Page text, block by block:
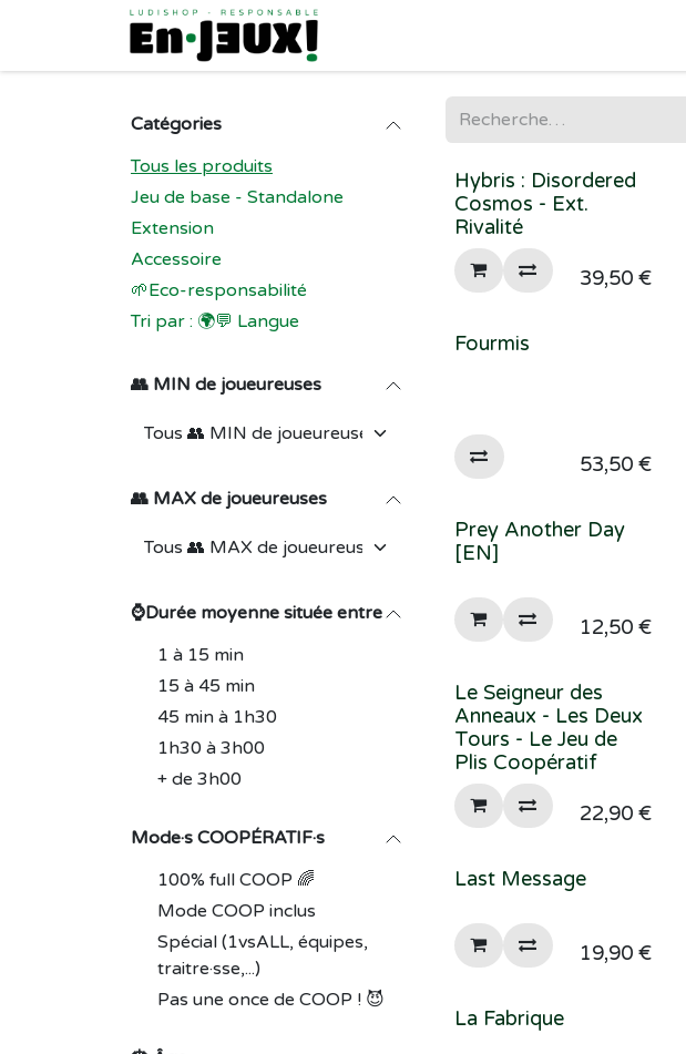
Se rendre au contenu
Catégories
Tous les produits
Jeu de base - Standalone
Extension
Accessoire
🌱Eco-responsabilité
Tri par : 🌍💬 Langue
👥 MIN de joueureuses
👥 MAX de joueureuses
⌚Durée moyenne située entre
1 à 15 min
15 à 45 min
45 min à 1h30
1h30 à 3h00
+ de 3h00
Mode·s COOPÉRATIF·s
100% full COOP 🌈
Mode COOP inclus
Spécial (1vsALL, équipes,
traitre·sse,...)
Pas une once de COOP ! 😈
Hybris : Disordered
Cosmos - Ext.
Rivalité
39,50 €
Fourmis
53,50 €
Prey Another Day
[EN]
12,50 €
Le Seigneur des
Anneaux - Les Deux
Tours - Le Jeu de
Plis Coopératif
22,90 €
Last Message
19,90 €
La Fabrique